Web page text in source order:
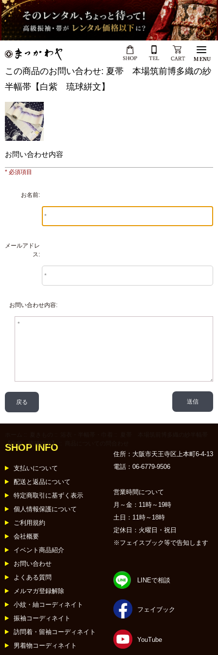
MENU
この商品のお問い合わせ: 夏帯 本場筑前博多織の紗
半幅帯【白紫 琉球絣文】
お問い合わせ内容
* 必須項目
お名前:
メールアドレ
ス:
お問い合わせ内容:
戻る
【白紫 琉球絣文】
SHOP INFO
支払いについて
配送と返品について
特定商取引に基ずく表示
個人情報保護について
ご利用規約
会社概要
イベント商品紹介
お問い合わせ
よくある質問
メルマガ登録解除
小紋・紬コーディネイト
振袖コーディネイト
訪問着・留袖コーディネイト
男着物コーディネイト
住所：大阪市天王寺区上本町6-4-13
電話：06-6779-9506
営業時間について
月～金：11時～19時
土日：11時～18時
定休日：火曜日・祝日
※フェイスブック等で告知します
LINEで相談
フェイブック
YouTube